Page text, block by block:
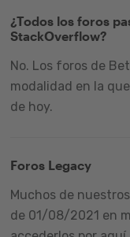
¿Todos los foros
StackOverflow?
No. Los foros de
modalidad en la
de hoy.
Foros Legacy
Muchos de
de 01/08/2021 en